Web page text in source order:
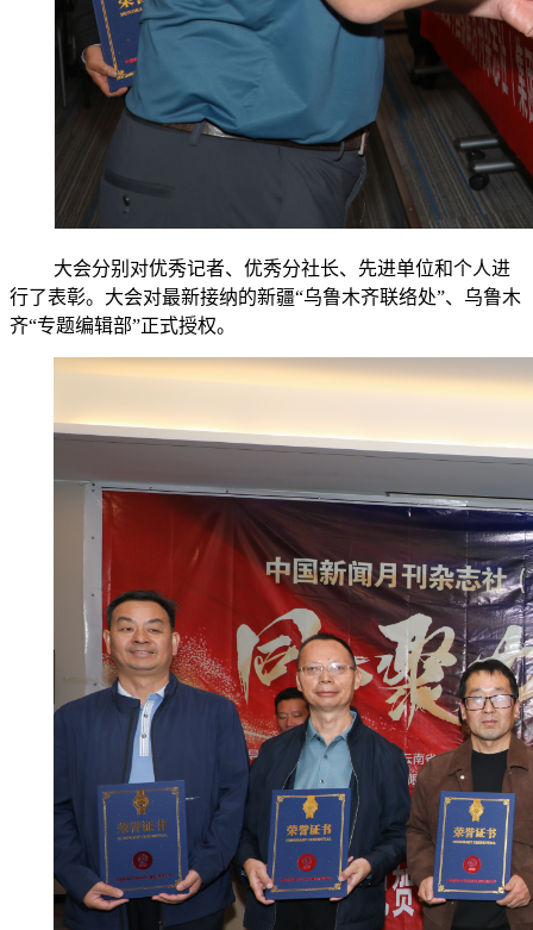
大会分别对优秀记者、优秀分社长、先进单位和个人进
行了表彰。大会对最新接纳的新疆“乌鲁木齐联络处”、乌鲁木
齐“专题编辑部”正式授权。